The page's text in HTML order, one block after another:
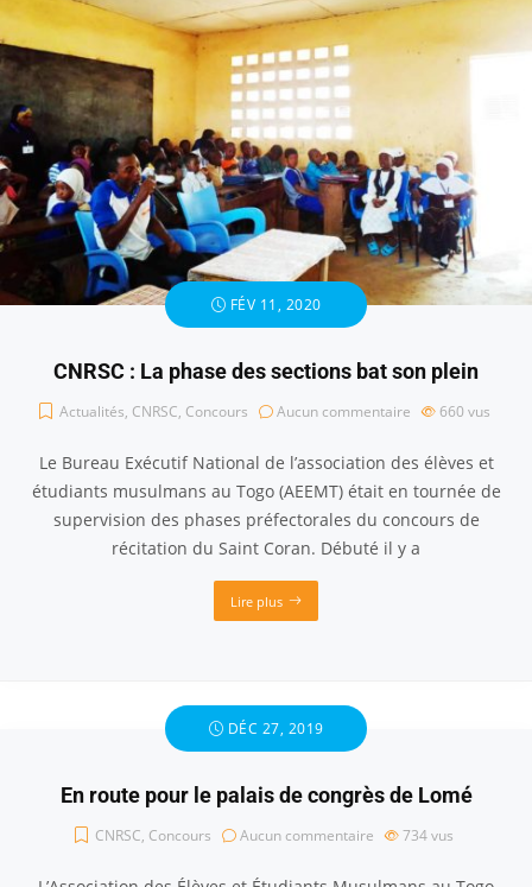
FÉV 11, 2020
CNRSC : La phase des sections bat son plein
Actualités, CNRSC, Concours Aucun commentaire 660 vus
Le Bureau Exécutif National de l’association des élèves et
étudiants musulmans au Togo (AEEMT) était en tournée de
supervision des phases préfectorales du concours de
récitation du Saint Coran. Débuté il y a
Lire plus
DÉC 27, 2019
En route pour le palais de congrès de Lomé
CNRSC, Concours Aucun commentaire 734vus